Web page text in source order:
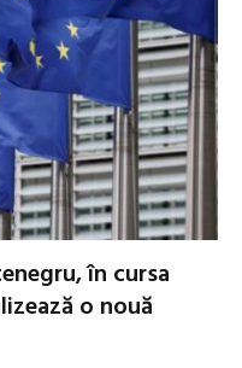
în cursa
o nouă